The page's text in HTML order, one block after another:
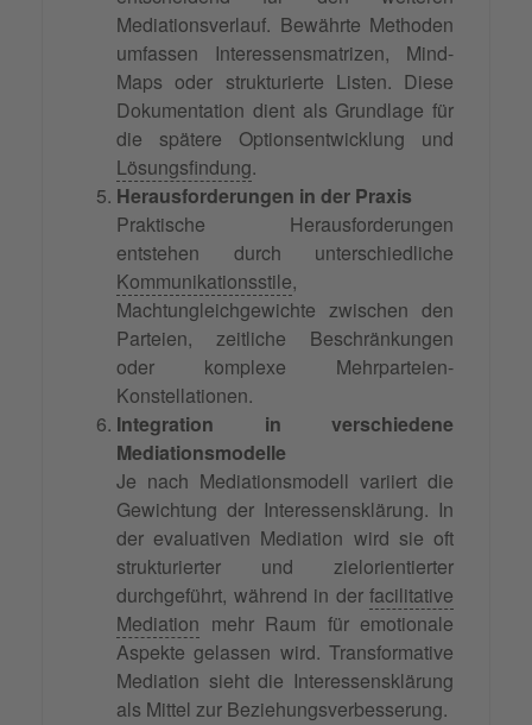
Mediationsverlauf. Bewährte Methoden
umfassen Interessensmatrizen, Mind-
Maps oder strukturierte Listen. Diese
Dokumentation dient als Grundlage für
die spätere Optionsentwicklung und
Lösungsfindung.
Herausforderungen in der Praxis
Praktische Herausforderungen
entstehen durch unterschiedliche
Kommunikationsstile,
Machtungleichgewichte zwischen den
Parteien, zeitliche Beschränkungen
oder komplexe Mehrparteien-
Konstellationen.
Integration in verschiedene
Mediationsmodelle
Je nach Mediationsmodell variiert die
Gewichtung der Interessensklärung. In
der evaluativen Mediation wird sie oft
strukturierter und zielorientierter
durchgeführt, während in der facilitative
Mediation mehr Raum für emotionale
Aspekte gelassen wird. Transformative
Mediation sieht die Interessensklärung
als Mittel zur Beziehungsverbesserung.